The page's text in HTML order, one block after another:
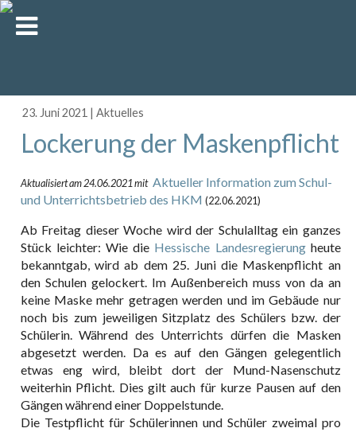
23. Juni 2021 |Aktuelles
Lockerung der Maskenpflicht
Aktualisiert am 24.06.2021 mit Aktueller Information zum Schul-
und Unterrichtsbetrieb des HKM (22.06.2021)
Ab Freitag dieser Woche wird der Schulalltag ein ganzes
Stück leichter: Wie die Hessische Landesregierungheute
bekanntgab, wird ab dem 25. Juni die Maskenpflicht an
den Schulen gelockert. Im Außenbereich muss von da an
keine Maske mehr getragen werden und im Gebäude nur
noch bis zum jeweiligen Sitzplatz des Schülers bzw. der
Schülerin. Während des Unterrichts dürfen die Masken
abgesetzt werden. Da es auf den Gängen gelegentlich
etwas eng wird, bleibt dort der Mund-Nasenschutz
weiterhin Pflicht. Dies gilt auch für kurze Pausen auf den
Gängen während einer Doppelstunde.
Die Testpflicht für Schülerinnen und Schüler zweimal pro